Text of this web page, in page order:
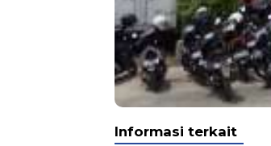
Informasi terkait